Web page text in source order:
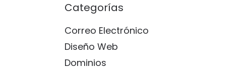
Categorías
Correo Electrónico
Diseño Web
Dominios